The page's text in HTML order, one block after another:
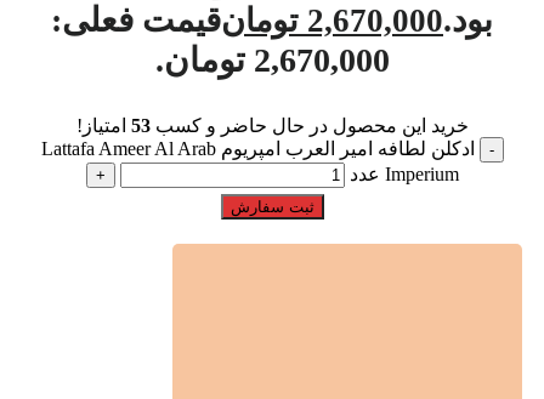
بود.2,670,000 تومانقیمت فعلی:
2,670,000 تومان.
خرید این محصول در حال حاضر و کسب53 امتیاز!
ادکلن لطافه امیر العرب امپریوم Lattafa Ameer Al Arab
Imperium عدد
ثبت سفارش